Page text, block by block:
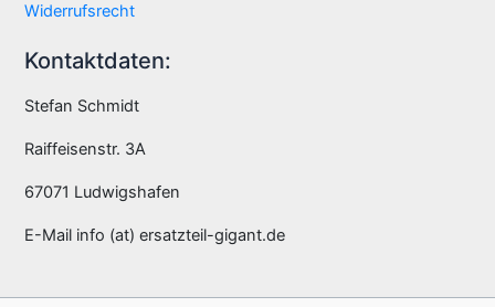
Widerrufsrecht
Kontaktdaten:
Stefan Schmidt
Raiffeisenstr. 3A
67071 Ludwigshafen
E-Mail info (at) ersatzteil-gigant.de